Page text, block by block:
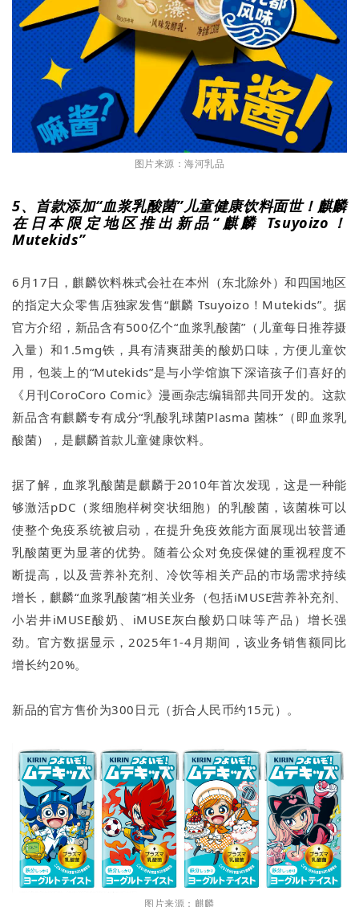
图片来源：海河乳品
5、首款添加“血浆乳酸菌”儿童健康饮料面世！麒麟
在日本限定地区推出新品“麒麟 Tsuyoizo！
Mutekids”
6月17日，麒麟饮料株式会社在本州（东北除外）和四国地区
的指定大众零售店独家发售“麒麟 Tsuyoizo！Mutekids”。据
官方介绍，新品含有500亿个“血浆乳酸菌”（儿童每日推荐摄
入量）和1.5mg铁，具有清爽甜美的酸奶口味，方便儿童饮
用，包装上的“Mutekids”是与小学馆旗下深谙孩子们喜好的
《月刊CoroCoro Comic》漫画杂志编辑部共同开发的。这款
新品含有麒麟专有成分“乳酸乳球菌Plasma 菌株”（即血浆乳
酸菌），是麒麟首款儿童健康饮料。
据了解，血浆乳酸菌是麒麟于2010年首次发现，这是一种能
够激活pDC（浆细胞样树突状细胞）的乳酸菌，该菌株可以
使整个免疫系统被启动，在提升免疫效能方面展现出较普通
乳酸菌更为显著的优势。随着公众对免疫保健的重视程度不
断提高，以及营养补充剂、冷饮等相关产品的市场需求持续
增长，麒麟“血浆乳酸菌”相关业务（包括iMUSE营养补充剂、
小岩井iMUSE酸奶、iMUSE灰白酸奶口味等产品）增长强
劲。官方数据显示，2025年1-4月期间，该业务销售额同比
增长约20%。
新品的官方售价为300日元（折合人民币约15元）。
图片来源：麒麟